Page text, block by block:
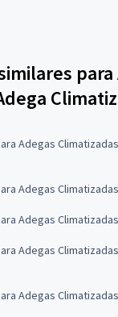
Adegas
Adegas
Adegas
Adegas
Adegas